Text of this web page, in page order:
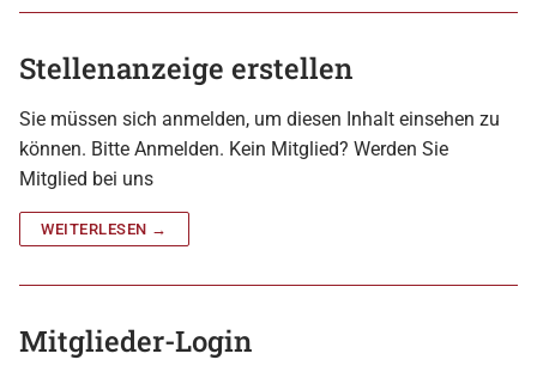
Stellenanzeige erstellen
Sie müssen sich anmelden, um diesen Inhalt einsehen zu
können. Bitte Anmelden. Kein Mitglied? Werden Sie
Mitglied bei uns
WEITERLESEN →
Mitglieder-Login